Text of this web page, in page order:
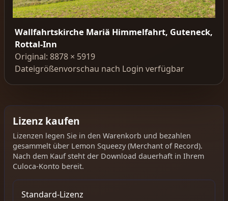
Wallfahrtskirche Mariä Himmelfahrt, Guteneck,
Rottal-Inn
Original: 8878 × 5919
Dateigrößenvorschau nach Login verfügbar
Lizenz kaufen
Lizenzen legen Sie in den Warenkorb und bezahlen
gesammelt über Lemon Squeezy (Merchant of Record).
Nach dem Kauf steht der Download dauerhaft in Ihrem
Culoca-Konto bereit.
Standard-Lizenz